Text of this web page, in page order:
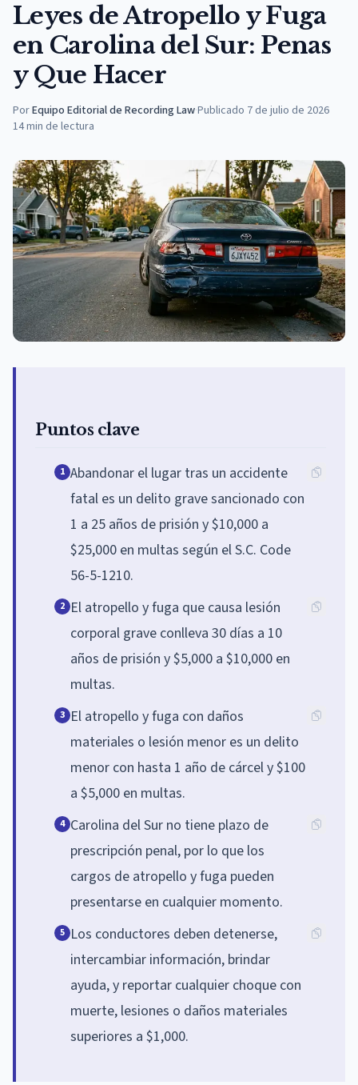
Leyes de Atropello y Fuga
en Carolina del Sur: Penas
y Que Hacer
PorEquipo Editorial de Recording Law·Publicado 7 de julio de 2026
14min de lectura
Puntos clave
1 Abandonar el lugar tras un accidente
fatal es un delito grave sancionado con
1 a 25 años de prisión y $10,000 a
$25,000 en multas según el S.C. Code
56-5-1210.
2 El atropello y fuga que causa lesión
corporal grave conlleva 30 días a 10
años de prisión y $5,000 a $10,000 en
multas.
3 El atropello y fuga con daños
materiales o lesión menor es un delito
menor con hasta 1 año de cárcel y $100
a $5,000 en multas.
4 Carolina del Sur no tiene plazo de
prescripción penal, por lo que los
cargos de atropello y fuga pueden
presentarse en cualquier momento.
5 Los conductores deben detenerse,
intercambiar información, brindar
ayuda, y reportar cualquier choque con
muerte, lesiones o daños materiales
superiores a $1,000.